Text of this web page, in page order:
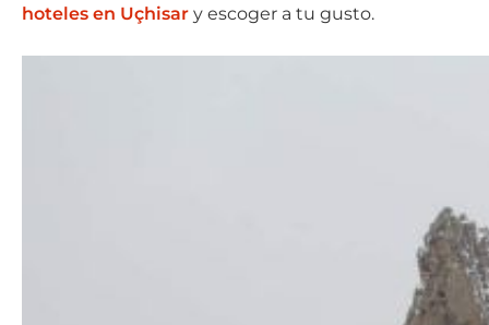
hoteles en Uçhisar y escoger a tu gusto.